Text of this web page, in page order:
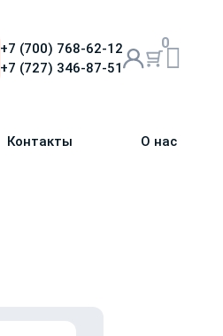
+7 (700) 768-62-12
+7 (727) 346-87-51
0
Контакты О нас